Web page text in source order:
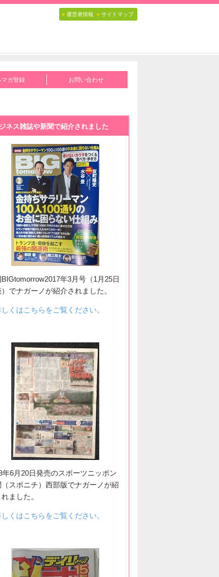
● 運営者情報 ● サイトマップ
マガ登録 お問い合わせ
ネス雑誌や新聞で紹介されました
BIGtomorrow2017年3月号（1月25日
でナガーノが紹介されました。
くはこちらをご覧ください。
年6月20日発売のスポーツニッポン
（スポニチ）西部版でナガーノが紹
ました。
くはこちらをご覧ください。